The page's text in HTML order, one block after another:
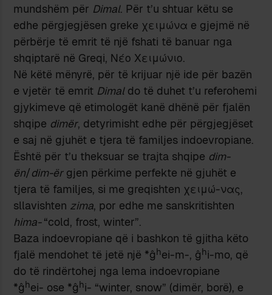
mundshëm për Dimal. Për t’u shtuar këtu se
edhe përgjegjësen greke χειμώνα e gjejmë në
përbërje të emrit të një fshati të banuar nga
shqiptarë në Greqi, Νέο Χειμώνιο.
Në këtë mënyrë, për të krijuar një ide për bazën
e vjetër të emrit Dimaldo të duhet t’u referohemi
gjykimeve që etimologët kanë dhënë për fjalën
shqipe dimër, detyrimisht edhe për përgjegjëset
e saj në gjuhët e tjera të familjes indoevropiane.
Është për t’u theksuar se trajta shqipe dim-
ën/dim-ërgjen përkime perfekte në gjuhët e
tjera të familjes, si me greqishten χειμώ-νας,
sllavishten zima, por edhe me sanskritishten
hima-“cold, frost, winter”.
Baza indoevropiane që i bashkon të gjitha këto
fjalë mendohet të jetë një *ĝhei-m-, ĝhi-mo, që
do të rindërtohej nga lema indoevropiane
*ĝhei- ose *ĝhi- “winter, snow” (dimër, borë), e